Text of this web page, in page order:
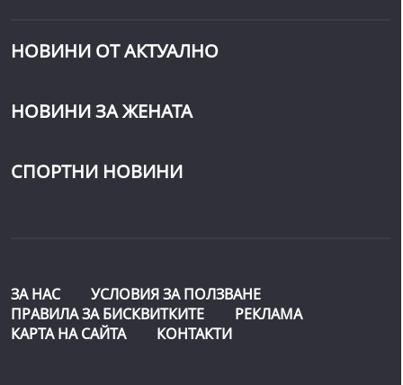
НОВИНИ ОТ АКТУАЛНО
НОВИНИ ЗА ЖЕНАТА
СПОРТНИ НОВИНИ
ЗА НАС
УСЛОВИЯ ЗА ПОЛЗВАНЕ
ПРАВИЛА ЗА БИСКВИТКИТЕ
РЕКЛАМА
КАРТА НА САЙТА
КОНТАКТИ